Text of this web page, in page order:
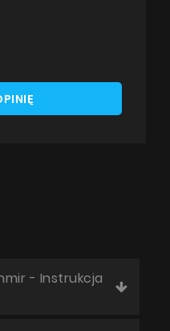
- Instrukcja